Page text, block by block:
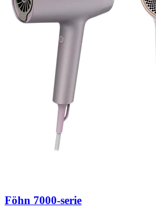
Föhn 7000-serie